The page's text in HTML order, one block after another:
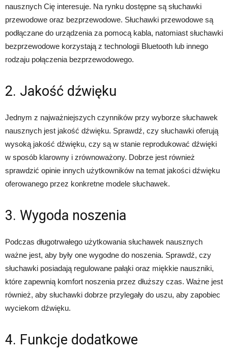
nausznych Cię interesuje. Na rynku dostępne są słuchawki
przewodowe oraz bezprzewodowe. Słuchawki przewodowe są
podłączane do urządzenia za pomocą kabla, natomiast słuchawki
bezprzewodowe korzystają z technologii Bluetooth lub innego
rodzaju połączenia bezprzewodowego.
2. Jakość dźwięku
Jednym z najważniejszych czynników przy wyborze słuchawek
nausznych jest jakość dźwięku. Sprawdź, czy słuchawki oferują
wysoką jakość dźwięku, czy są w stanie reprodukować dźwięki
w sposób klarowny i zrównoważony. Dobrze jest również
sprawdzić opinie innych użytkowników na temat jakości dźwięku
oferowanego przez konkretne modele słuchawek.
3. Wygoda noszenia
Podczas długotrwałego użytkowania słuchawek nausznych
ważne jest, aby były one wygodne do noszenia. Sprawdź, czy
słuchawki posiadają regulowane pałąki oraz miękkie nauszniki,
które zapewnią komfort noszenia przez dłuższy czas. Ważne jest
również, aby słuchawki dobrze przylegały do uszu, aby zapobiec
wyciekom dźwięku.
4. Funkcje dodatkowe